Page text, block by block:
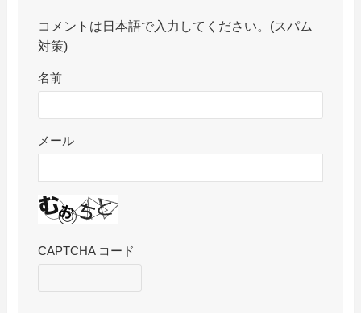
コメントは日本語で入力してください。(スパム
対策)
名前
メール
CAPTCHA コード